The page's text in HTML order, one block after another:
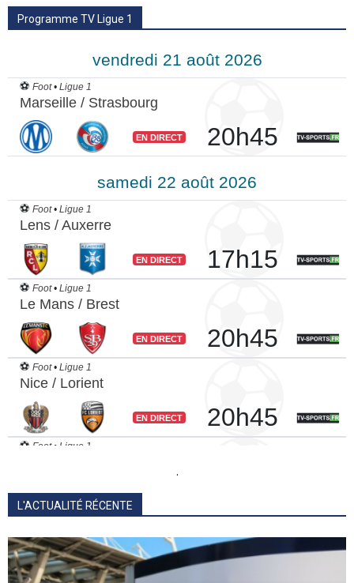
Programme TV Ligue 1
.
L'ACTUALITÉ RÉCENTE